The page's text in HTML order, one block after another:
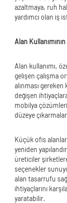
azaltmaya, ruh
yardımcı olan iş
Alan
Alan kullanımı,
gelişen çalışma
alınması
değişen
mobilya
düzeye
Küçük ofis
yeniden
üreticiler
seçenekler
alan tasarrufu
ihtiyaçlarını
yaratabilir.